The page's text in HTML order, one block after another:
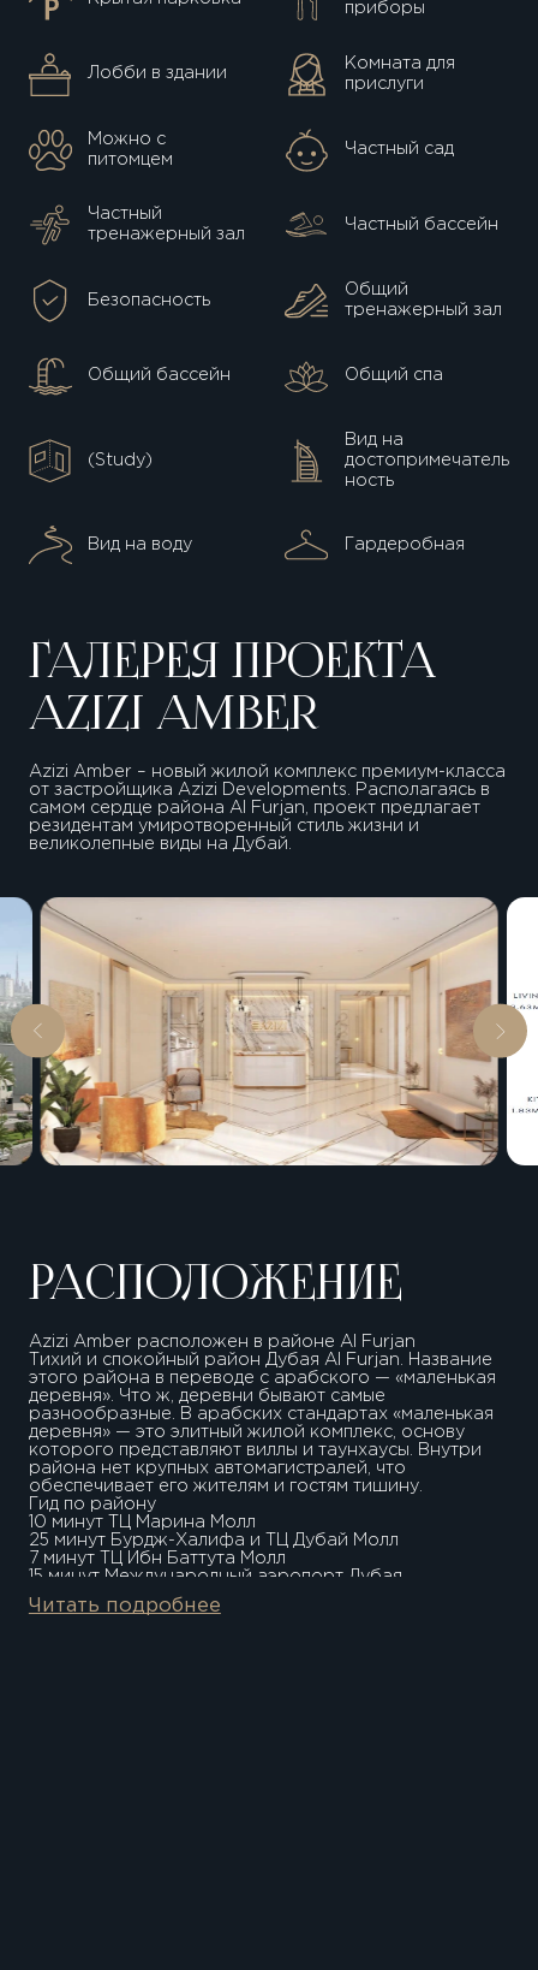
приборы
Лобби в здании
Комната для
прислуги
Можно с
питомцем
Частный сад
Частный
тренажерный зал
Частный бассейн
Безопасность
Общий
тренажерный зал
Общий бассейн Общий спа
(Study)
Вид на
достопримечатель
ность
Вид на воду Гардеробная
ГАЛЕРЕЯ ПРОЕКТА
AZIZI AMBER
Azizi Amber – новый жилой комплекс премиум-класса
от застройщика Azizi Developments. Располагаясь в
самом сердце района Al Furjan, проект предлагает
резидентам умиротворенный стиль жизни и
великолепные виды на Дубай.
РАСПОЛОЖЕНИЕ
Azizi Amber расположен в районе Al Furjan
Тихий и спокойный район Дубая Al Furjan. Название
этого района в переводе с арабского — «маленькая
деревня». Что ж, деревни бывают самые
разнообразные. В арабских стандартах «маленькая
деревня» — это элитный жилой комплекс, основу
которого представляют виллы и таунхаусы. Внутри
района нет крупных автомагистралей, что
обеспечивает его жителям и гостям тишину.
Гид по району
10 минут ТЦ Марина Молл
25 минут Бурдж-Халифа и ТЦ Дубай Молл
7 минут ТЦ Ибн Баттута Молл
15 минут Международный аэропорт Дубая
20 минут Отель Парус
Застройщик проекта - компания Azizi Developments
Читать подробнее